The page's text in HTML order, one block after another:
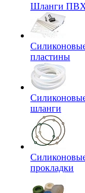
Шланги
пластины
шланги
прокладки